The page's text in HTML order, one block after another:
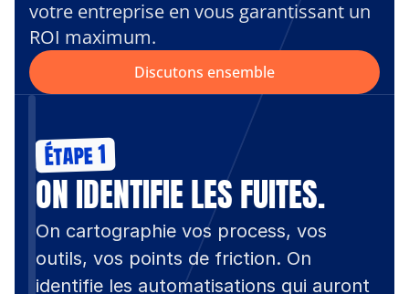
votre entreprise en vous garantissant un
ROI maximum.
Discutons ensemble
Étape 1
ON IDENTIFIE LES FUITES.
On cartographie vos process, vos
outils, vos points de friction. On
identifie les automatisations qui auront